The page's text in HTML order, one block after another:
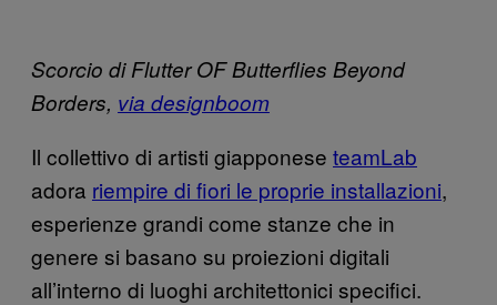
Scorcio di Flutter OF Butterflies Beyond
Borders, via designboom
Il collettivo di artisti giapponese teamLab
adora riempire di fiori le proprie installazioni,
esperienze grandi come stanze che in
genere si basano su proiezioni digitali
all’interno di luoghi architettonici specifici.